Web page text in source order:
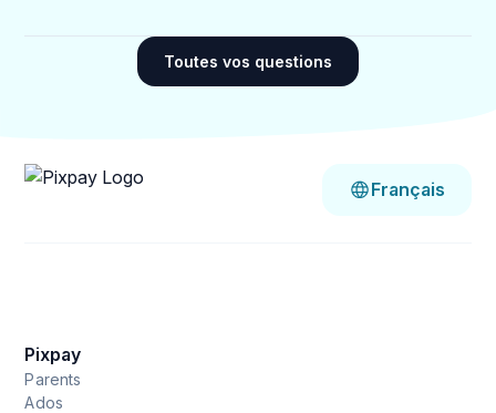
française soutenue par un groupe mondial avec
plus de 5 millions d'utilisateurs. Aux côtés
Les fonds déposés sur Pixpay sont conservés et
Toutes vos questions
Français
Pixpay
Parents
Ados